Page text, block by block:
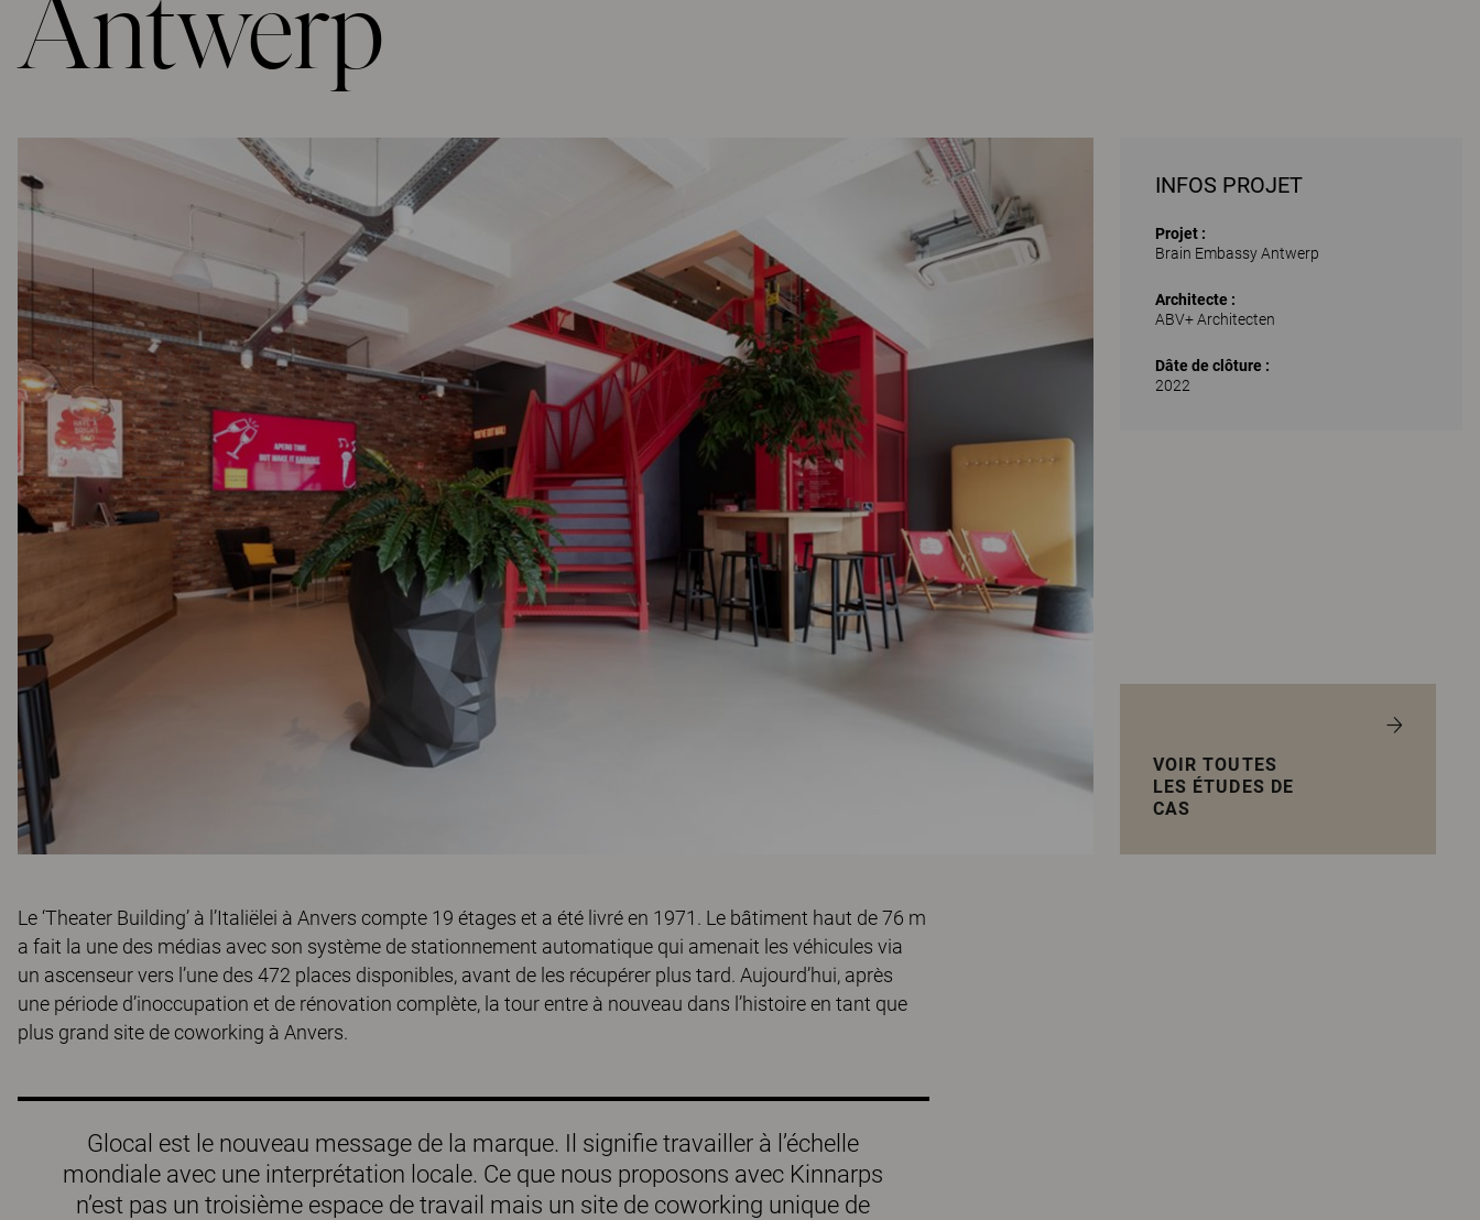
INFOS PROJET
Projet :
Brain Embassy Antwerp
Architecte :
ABV+ Architecten
Dâte de clôture :
2022
VOIR TOUTES
LES ÉTUDES DE
CAS
Le ‘Theater Building’ à l’Italiëlei à Anvers compte 19 étages et a été livré en 1971. Le bâtiment haut de 76 m
a fait la une des médias avec son système de stationnement automatique qui amenait les véhicules via
un ascenseur vers l’une des 472 places disponibles, avant de les récupérer plus tard. Aujourd’hui, après
une période d’inoccupation et de rénovation complète, la tour entre à nouveau dans l’histoire en tant que
plus grand site de coworking à Anvers.
Glocal est le nouveau message de la marque. Il signifie travailler à l’échelle
mondiale avec une interprétation locale. Ce que nous proposons avec Kinnarps
n’est pas un troisième espace de travail mais un site de coworking unique de